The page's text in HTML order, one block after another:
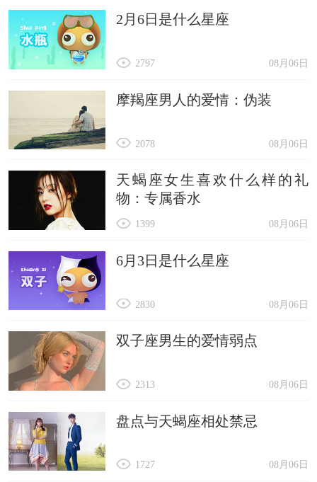
2月6日是什么星座
08月06日
2797
摩羯座男人的爱情：伪装
08月06日
2078
天蝎座女生喜欢什么样的礼
物：专属香水
08月06日
1399
6月3日是什么星座
08月06日
2830
双子座男生的爱情弱点
08月06日
2313
盘点与天蝎座相处禁忌
08月06日
1727